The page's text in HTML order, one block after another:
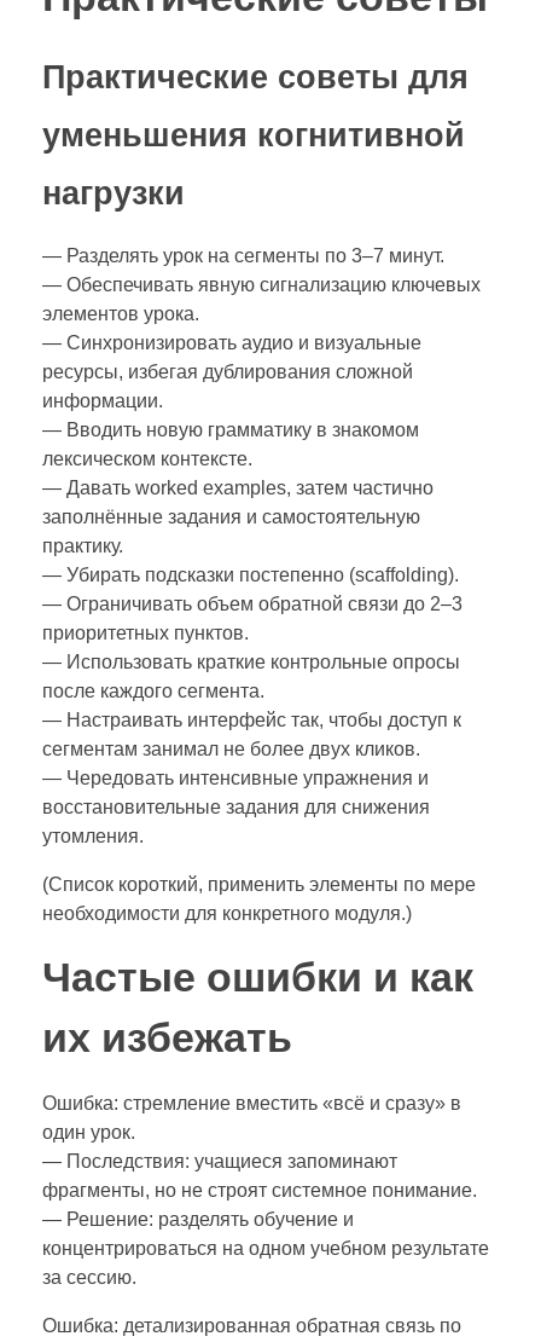
Практические советы для
уменьшения когнитивной
нагрузки
— Разделять урок на сегменты по 3–7 минут.
— Обеспечивать явную сигнализацию ключевых
элементов урока.
— Синхронизировать аудио и визуальные
ресурсы, избегая дублирования сложной
информации.
— Вводить новую грамматику в знакомом
лексическом контексте.
— Давать worked examples, затем частично
заполнённые задания и самостоятельную
практику.
— Убирать подсказки постепенно (scaffolding).
— Ограничивать объем обратной связи до 2–3
приоритетных пунктов.
— Использовать краткие контрольные опросы
после каждого сегмента.
— Настраивать интерфейс так, чтобы доступ к
сегментам занимал не более двух кликов.
— Чередовать интенсивные упражнения и
восстановительные задания для снижения
утомления.
(Список короткий, применить элементы по мере
необходимости для конкретного модуля.)
Частые ошибки и как
их избежать
Ошибка: стремление вместить «всё и сразу» в
один урок.
— Последствия: учащиеся запоминают
фрагменты, но не строят системное понимание.
— Решение: разделять обучение и
концентрироваться на одном учебном результате
за сессию.
Ошибка: детализированная обратная связь по